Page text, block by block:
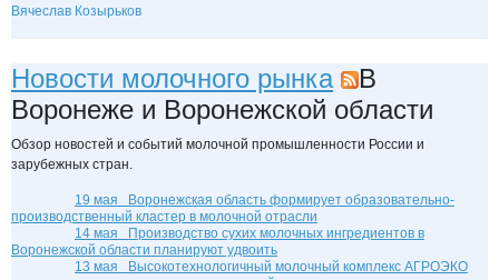
Вячеслав Козырьков
Новости молочного рынка
В
Воронеже и Воронежской области
Обзор новостей и событий молочной промышленности России и
зарубежных стран.
19 мая Воронежская область формирует образовательно-
производственный кластер в молочной отрасли
14 мая Производство сухих молочных ингредиентов в
Воронежской области планируют удвоить
13 мая Высокотехнологичный молочный комплекс АГРОЭКО